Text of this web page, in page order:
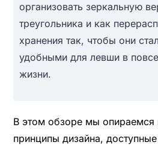
организовать зеркальную
треугольника и как
хранения так, чтобы они
удобными для левши в
жизни.
В этом обзоре мы опираемся
принципы дизайна,